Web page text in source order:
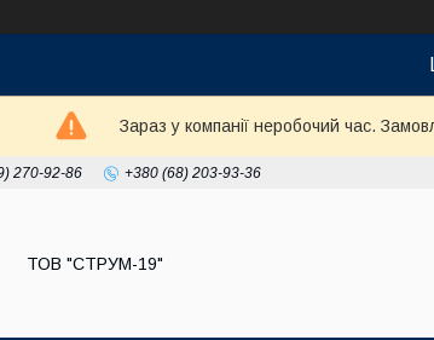
Зараз у компанії неробочий час.
270-92-86 +380 (68) 203-93-36
ТОВ "СТРУМ-19"